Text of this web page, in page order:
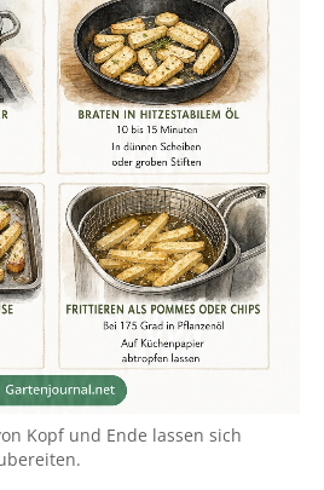
Kopf und Ende lassen sich